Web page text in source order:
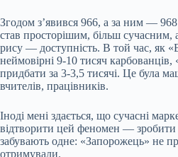
Згодом з’явився 966, а за ним —
став просторішим, більш сучасним,
рису — доступність. В той час, як
неймовірні 9-10 тисяч
придбати за 3-3,5 тисячі. Це була
вчителів, працівників.
Іноді мені здається, що сучасні
відтворити цей феномен — зробити
забувають одне: «Запорожець» не
отримували.